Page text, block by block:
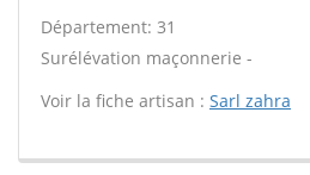
Département: 31
Surélévation maçonnerie -
Voir la fiche artisan : Sarl zahra